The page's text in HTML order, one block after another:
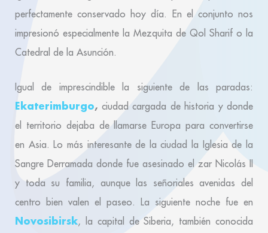
perfectamente conservado hoy día. En el conjunto nos
impresionó especialmente la Mezquita de Qol Sharif o la
Catedral de la Asunción.
Igual de imprescindible la siguiente de las paradas:
Ekaterimburgo, ciudad cargada de historia y donde
el territorio dejaba de llamarse Europa para convertirse
en Asia. Lo más interesante de la ciudad la Iglesia de la
Sangre Derramada donde fue asesinado el zar Nicolás II
y toda su familia, aunque las señoriales avenidas del
centro bien valen el paseo. La siguiente noche fue en
Novosibirsk, la capital de Siberia, también conocida